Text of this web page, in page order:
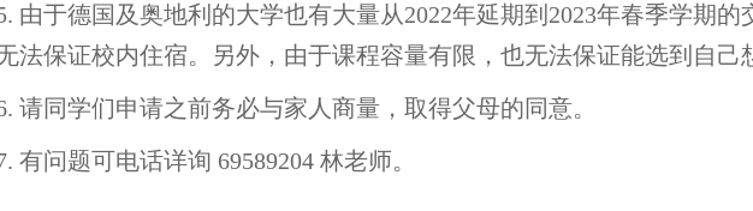
由于德国及奥地利的大学也有大量从2022年延期到2023年春季学期
法保证校内住宿。另外，由于课程容量有限，也无法保证能选到自己
请同学们申请之前务必与家人商量，取得父母的同意。
有问题可电话详询 69589204 林老师。